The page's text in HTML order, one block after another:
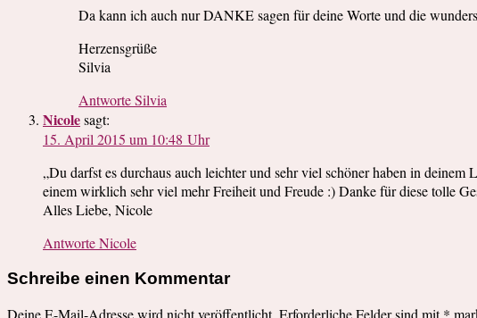
Da kann ich auch nur DANKE sagen für deine Worte und die
Herzensgrüße
Silvia
Antworte Silvia
Nicolesagt:
15. April 2015 um 10:48 Uhr
„Du darfst es durchaus auch leichter und sehr viel schöner haben in
einem wirklich sehr viel mehr Freiheit und Freude :) Danke für diese tolle
Alles Liebe, Nicole
Antworte Nicole
Schreibe einen Kommentar